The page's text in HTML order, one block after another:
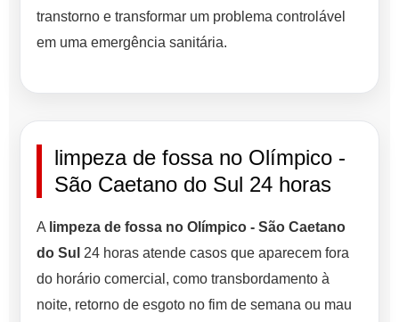
transtorno e transformar um problema controlável
em uma emergência sanitária.
limpeza de fossa no Olímpico -
São Caetano do Sul 24 horas
A limpeza de fossa no Olímpico - São Caetano
do Sul 24 horas atende casos que aparecem fora
do horário comercial, como transbordamento à
noite, retorno de esgoto no fim de semana ou mau